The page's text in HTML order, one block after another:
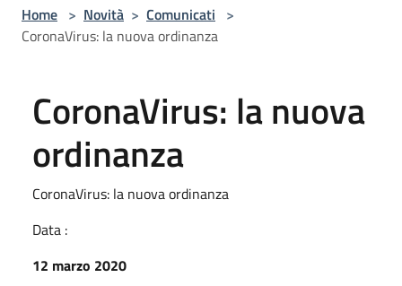
Home > Novità > Comunicati >
CoronaVirus: la nuova ordinanza
CoronaVirus: la nuova
ordinanza
CoronaVirus: la nuova ordinanza
Data :
12 marzo 2020